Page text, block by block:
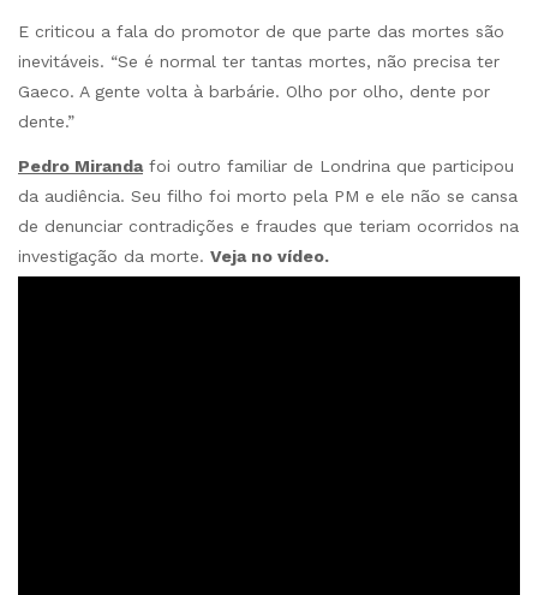
E criticou a fala do promotor de que parte das mortes são
inevitáveis. “Se é normal ter tantas mortes, não precisa ter
Gaeco. A gente volta à barbárie. Olho por olho, dente por
dente.”
Pedro Mirandafoi outro familiar de Londrina que participou
da audiência. Seu filho foi morto pela PM e ele não se cansa
de denunciar contradições e fraudes que teriam ocorridos na
investigação da morte. Veja no vídeo.